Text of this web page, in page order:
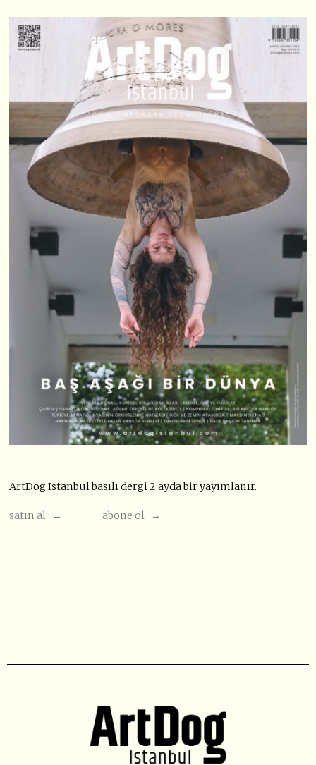
ArtDog Istanbul basılı dergi 2 ayda bir yayımlanır.
satın al → abone ol →